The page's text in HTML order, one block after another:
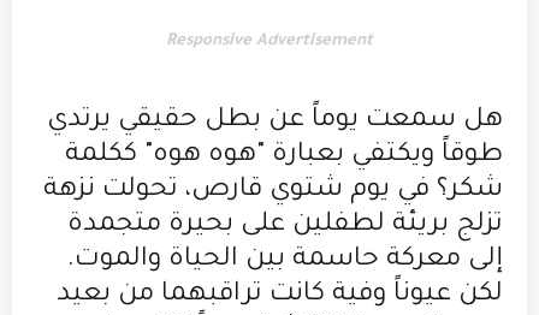
Responsive Advertisement
هل سمعت يوماً عن بطل حقيقي يرتدي
طوقاً ويكتفي بعبارة "هوه هوه" ككلمة
شكر؟ في يوم شتوي قارص، تحولت نزهة
تزلج بريئة لطفلين على بحيرة متجمدة
إلى معركة حاسمة بين الحياة والموت.
لكن عيوناً وفية كانت تراقبهما من بعيد